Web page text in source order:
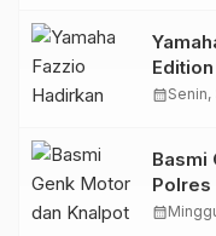
Retro
calendar_monthSenin,
Basmi
Polres
calendar_month